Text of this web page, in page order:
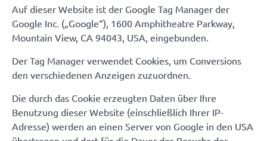
Auf dieser Website ist der Google Tag Manager der
Google Inc. („Google“), 1600 Amphitheatre Parkway,
Mountain View, CA 94043, USA, eingebunden.
Der Tag Manager verwendet Cookies, um Conversions
den verschiedenen Anzeigen zuzuordnen.
Die durch das Cookie erzeugten Daten über Ihre
Benutzung dieser Website (einschließlich Ihrer IP-
Adresse) werden an einen Server von Google in den USA